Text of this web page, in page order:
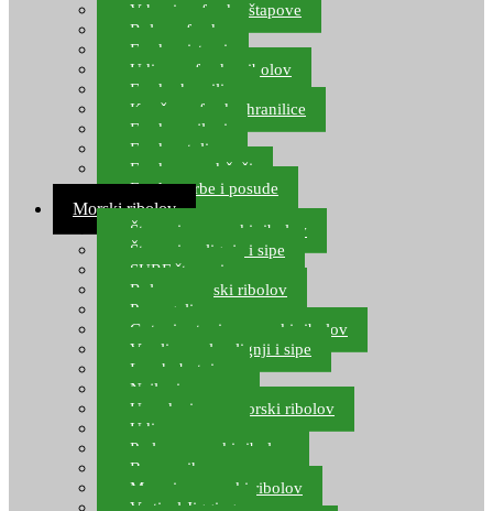
Vrhovi za feeder štapove
Role za feeder
Feeder sistemi
Udice za feeder ribolov
Feeder hranilice
Kopče za feeder hranilice
Feeder najloni
Feeder stolice
Feeder arm držači
Feeder torbe i posude
Morski ribolov
Štapovi za morski ribolov
Štapovi za lignje i sipe
SURF štapovi
Role za morski ribolov
Parangali
Gotovi setovi za morski ribolov
Varalice za lov lignji i sipe
Lov hobotnice
Najloni za more
Upredenice za morski ribolov
Udice za more
Perle za morski ribolov
Brum prihrana za more
Mamci za morski ribolov